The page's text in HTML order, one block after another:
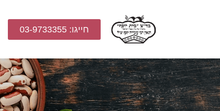
חייגו: 03-9733355